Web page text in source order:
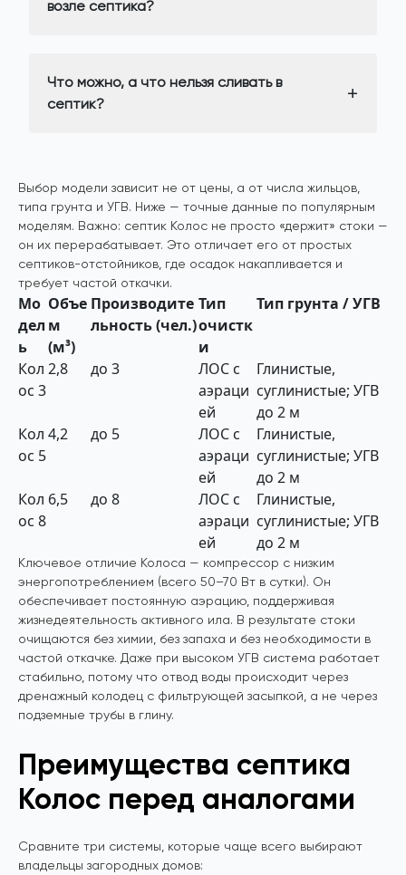
возле септика?
Что можно, а что нельзя сливать в
септик?
Выбор модели зависит не от цены, а от числа жильцов,
типа грунта и УГВ. Ниже — точные данные по популярным
моделям. Важно: септик Колос не просто «держит» стоки —
он их перерабатывает. Это отличает его от простых
септиков-отстойников, где осадок накапливается и
требует частой откачки.
Мо
дел
ь
Объе
м
(м³)
Производите
льность (чел.)
Тип
очистк
и
Тип грунта / УГВ
Кол
ос 3
2,8 до 3
ЛОС с
аэраци
ей
Глинистые,
суглинистые; УГВ
до 2 м
Кол
ос 5
4,2 до 5
ЛОС с
аэраци
ей
Глинистые,
суглинистые; УГВ
до 2 м
Кол
ос 8
6,5 до 8
ЛОС с
аэраци
ей
Глинистые,
суглинистые; УГВ
до 2 м
Ключевое отличие Колоса — компрессор с низким
энергопотреблением (всего 50–70 Вт в сутки). Он
обеспечивает постоянную аэрацию, поддерживая
жизнедеятельность активного ила. В результате стоки
очищаются без химии, без запаха и без необходимости в
частой откачке. Даже при высоком УГВ система работает
стабильно, потому что отвод воды происходит через
дренажный колодец с фильтрующей засыпкой, а не через
подземные трубы в глину.
Преимущества септика
Колос перед аналогами
Сравните три системы, которые чаще всего выбирают
владельцы загородных домов: